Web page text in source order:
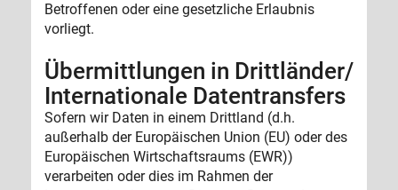
Betroffenen oder eine gesetzliche Erlaubnis
vorliegt.
Übermittlungen in Drittländer/
Internationale Datentransfers
Sofern wir Daten in einem Drittland (d.h.
außerhalb der Europäischen Union (EU) oder des
Europäischen Wirtschaftsraums (EWR))
verarbeiten oder dies im Rahmen der